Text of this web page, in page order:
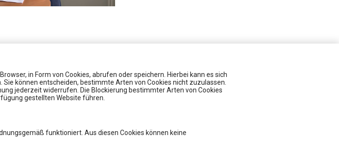
News
Zukunftsmarkt OTC
16. Rare Diseases Dialog: Status Quo Bewertungsboard: Rascher und gerechter Therapiezugang, was braucht es?
Veranstaltungen
Datenschutz in der Pharmaindustrie:
in Form von Cookies, abrufen oder speichern. Hierbei kann es sich
können entscheiden, bestimmte Arten von Cookies nicht zuzulassen.
jederzeit widerrufen. Die Blockierung bestimmter Arten von Cookies
gestellten Website führen.
funktioniert. Aus diesen Cookies können keine